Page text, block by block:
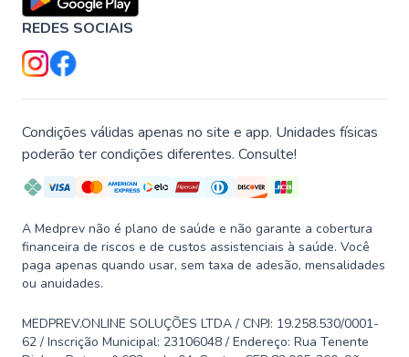
REDES SOCIAIS
Condições válidas apenas no site e app. Unidades físicas
poderão ter condições diferentes. Consulte!
A Medprev não é plano de saúde e não garante a cobertura
financeira de riscos e de custos assistenciais à saúde. Você
paga apenas quando usar, sem taxa de adesão, mensalidades
ou anuidades.
MEDPREV.ONLINE SOLUÇÕES LTDA / CNPJ: 19.258.530/0001-
62 / Inscrição Municipal: 23106048 / Endereço: Rua Tenente